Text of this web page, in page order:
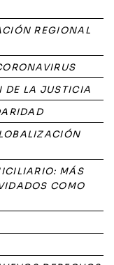
REGIONAL
DE LA JUSTICIA
MÁS
COMO